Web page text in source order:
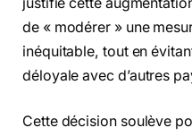
de « modérer » une
inéquitable, tout en
déloyale avec d’autres
Cette décision soulève